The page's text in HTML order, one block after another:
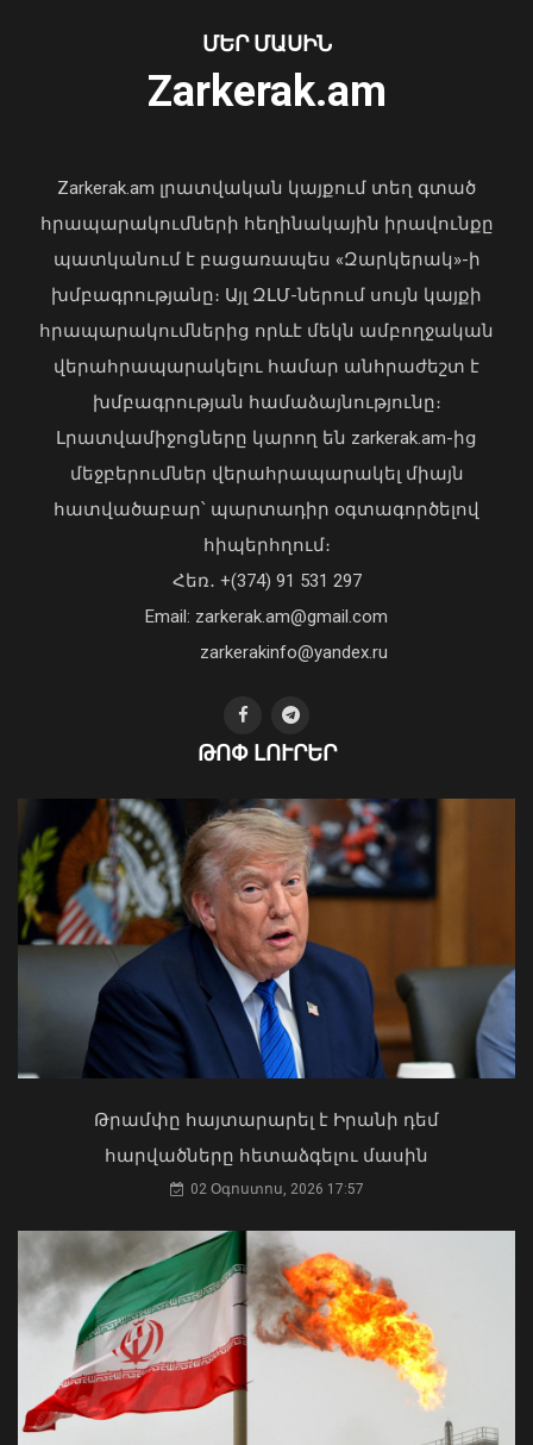
Անա Բրնաբիչը շնորհավորել է Ռուբեն
Ռուբինյանին՝ ԱԺ նախագահի
պաշտոնում ընտրվելու
կապակցությամբ
2026-ի 1-ին կիսամյակում կոռուպցիոն
բնույթի հանցագործությունների
վերաբերյալ քննվել է 307 քրեական
վարույթ. ՔԿ
07 Օգոստոս, 2026 13:23
Փաշինյանը փոխում է՝ «ԵՄ, թե՞ ԵԱՏՄ»
հարցի տրամաբանությունը
07 Օգոստոս, 2026 13:10
«Պարտվեցինք դաժան հիվանդության
04 Օգոստոս, 2026 19:12
Վարչապետ Փաշինյանն այցելել է
«ԷԼԵՎԵՅԹ ԷՅԱՅ» արհեստական
բանականության գործարան
Ի՞նչ ուղերձ էր ոտքի չկանգնելը.
Աղաջանյանը` ընդդիմությանը
ՄԵՐ ՄԱՍԻՆ
Zarkerak.am
Zarkerak.am լրատվական կայքում տեղ գտած
հրապարակումների հեղինակային իրավունքը
պատկանում է բացառապես «Զարկերակ»-ի
խմբագրությանը։ Այլ ԶԼՄ-ներում սույն կայքի
հրապարակումներից որևէ մեկն ամբողջական
վերահրապարակելու համար անհրաժեշտ է
խմբագրության համաձայնությունը։
Լրատվամիջոցները կարող են zarkerak.am-ից
մեջբերումներ վերահրապարակել միայն
հատվածաբար՝ պարտադիր օգտագործելով
հիպերհղում։
Հեռ․ +(374) 91 531 297
Email: zarkerak.am@gmail.com
zarkerakinfo@yandex.ru
ԹՈՓ ԼՈՒՐԵՐ
Թրամփը հայտարարել է Իրանի դեմ
հարվածները հետաձգելու մասին
02 Օգոստոս, 2026 17:57